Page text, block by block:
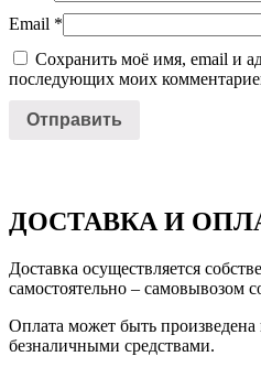
Email *
Сохранить моё имя, email и
последующих моих
ДОСТАВКА И
Доставка осуществляется
самостоятельно – самовывозом
Оплата может быть
безналичными средствами.